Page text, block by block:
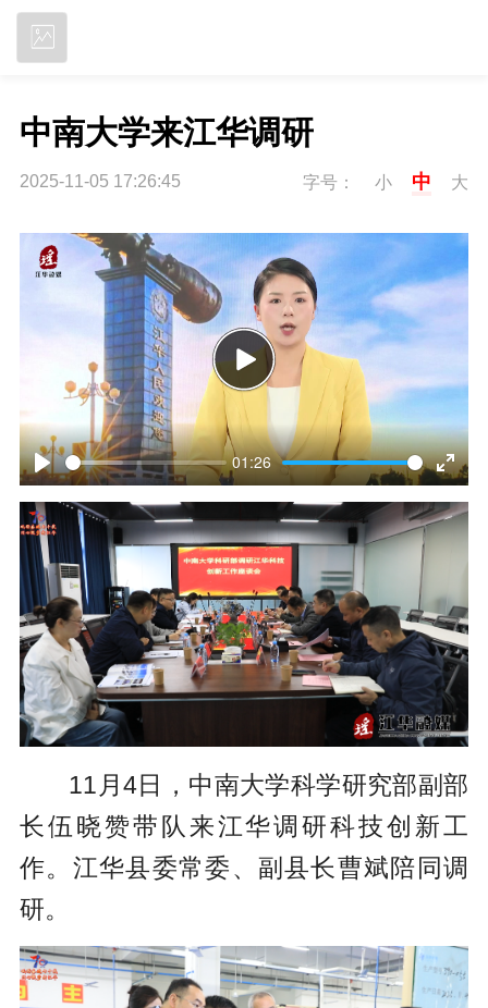
中南大学来江华调研
2025-11-05 17:26:45 字号： 小 中 大
P
l
a
y
01:26
E
n
e
r
f
u
l
l
s
r
e
P
l
a
y
11月4日，中南大学科学研究部副部
长伍晓赞带队来江华调研科技创新工
作。江华县委常委、副县长曹斌陪同调
研。